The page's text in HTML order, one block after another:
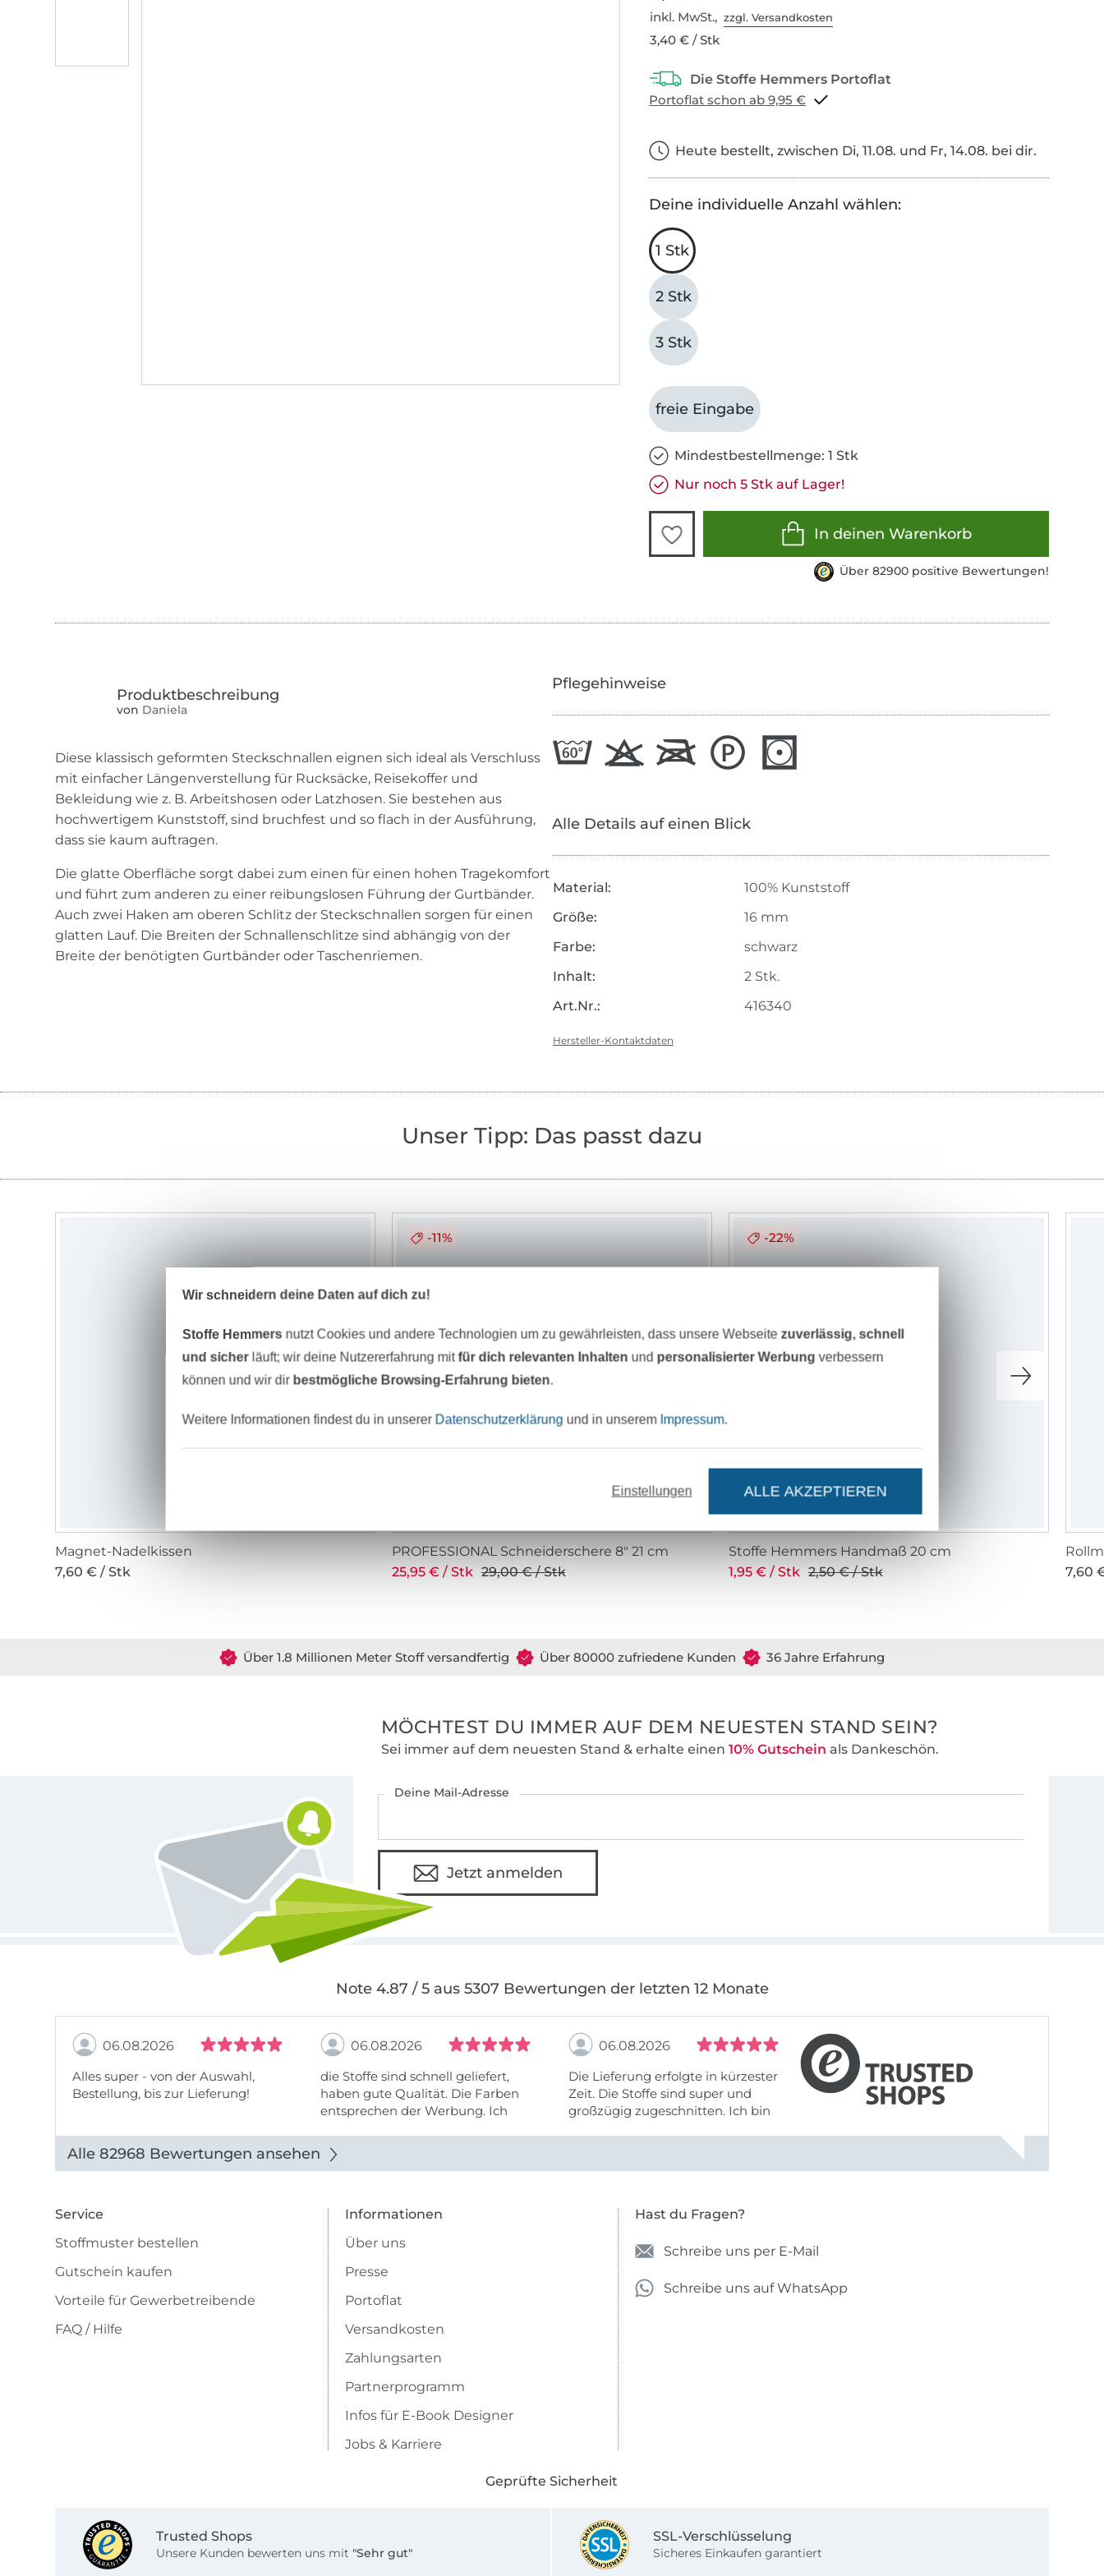
inkl. MwSt.,zzgl. Versandkosten
3,40 € / Stk
Portoflat schon ab 9,95 €
Heute bestellt, zwischen Di, 11.08. und Fr, 14.08. bei dir.
Deine individuelle Anzahl wählen:
1 Stk
2 Stk
3 Stk
freie Eingabe
Mindestbestellmenge: 1 Stk
Nur noch 5 Stk auf Lager!
In deinen Warenkorb
Über 82900 positive Bewertungen!
von Daniela
Diese klassisch geformten Steckschnallen eignen sich ideal als Verschluss
mit einfacher Längenverstellung für Rucksäcke, Reisekoffer und
Bekleidung wie z. B. Arbeitshosen oder Latzhosen. Sie bestehen aus
hochwertigem Kunststoff, sind bruchfest und so flach in der Ausführung,
dass sie kaum auftragen.
Die glatte Oberfläche sorgt dabei zum einen für einen hohen Tragekomfort
und führt zum anderen zu einer reibungslosen Führung der Gurtbänder.
Auch zwei Haken am oberen Schlitz der Steckschnallen sorgen für einen
glatten Lauf. Die Breiten der Schnallenschlitze sind abhängig von der
Breite der benötigten Gurtbänder oder Taschenriemen.
Pflegehinweise
Alle Details auf einen Blick
Material:
100% Kunststoff
Größe:
16 mm
Farbe:
schwarz
Inhalt:
2 Stk.
Art.Nr.:
416340
Hersteller-Kontaktdaten
Unser Tipp: Das passt dazu
Magnet-Nadelkissen
7,60 € / Stk
-11%
PROFESSIONAL Schneiderschere 8" 21 cm
25,95 € / Stk 29,00 € / Stk
-22%
Stoffe Hemmers Handmaß 20 cm
1,95 € / Stk 2,50 € / Stk
7,60
Über 1.8 Millionen Meter Stoff versandfertig Über 80000 zufriedene Kunden 36 Jahre Erfahrung
MÖCHTEST DU IMMER AUF DEM NEUESTEN STAND SEIN?
Sei immer auf dem neuesten Stand & erhalte einen 10% Gutschein als Dankeschön.
Deine Mail-Adresse
Jetzt anmelden
Note 4.87 / 5 aus 5307 Bewertungen der letzten 12 Monate
06.08.2026
Alles super - von der Auswahl,
Bestellung, bis zur Lieferung!
06.08.2026
die Stoffe sind schnell geliefert,
haben gute Qualität. Die Farben
entsprechen der Werbung. Ich
auch die Firma empfehlen.
06.08.2026
Die Lieferung erfolgte in kürzester
Zeit. Die Stoffe sind super und
großzügig zugeschnitten. Ich bin
Alle 82968 Bewertungen ansehen
Service
Stoffmuster bestellen
Gutschein kaufen
Vorteile für Gewerbetreibende
FAQ / Hilfe
Informationen
Über uns
Presse
Portoflat
Versandkosten
Zahlungsarten
Partnerprogramm
Infos für E-Book Designer
Jobs & Karriere
Hast du Fragen?
Schreibe uns per E-Mail
Schreibe uns auf WhatsApp
Geprüfte Sicherheit
Trusted Shops
Unsere Kunden bewerten uns mit "Sehr gut"
SSL-Verschlüsselung
Sicheres Einkaufen garantiert
Wir schneidern deine Daten auf dich zu!
Stoffe Hemmers nutzt Cookies und andere Technologien um zu gewährleisten, dass unsere Webseitezuverlässig, schnell
und sicherläuft; wir deine Nutzererfahrung mitfür dich relevanten Inhalten und personalisierter Werbung verbessern
können und wir dir bestmögliche Browsing-Erfahrung bieten.
Weitere Informationen findest du in unserer Datenschutzerklärung und in unserem Impressum.
Einstellungen ALLE AKZEPTIEREN